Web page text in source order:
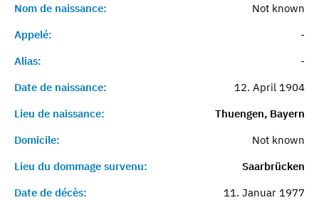
Nom de naissance:
Not known
Appelé:
-
Alias:
-
Date de naissance:
12. April 1904
Lieu de naissance:
Thuengen, Bayern
Domicile:
Not known
Lieu du dommage survenu:
Saarbrücken
Date de décès:
11. Januar 1977